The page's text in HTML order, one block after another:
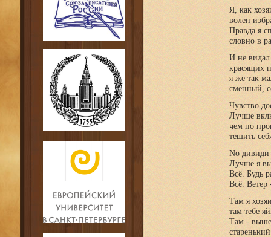
Я, как
волен
Правда я
словно в
И не видал
красящих
я же так
сменный,
Чувство
Лучше
чем по
тешить
No
Лучше я
Всё. Будь
Всё. Ветер
Там я
там тебе
Там - выше